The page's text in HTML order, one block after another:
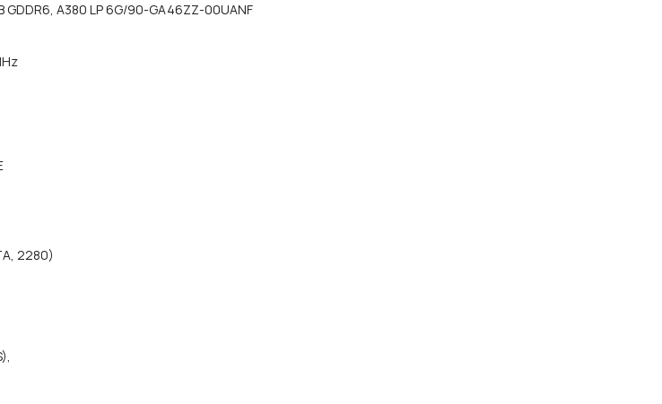
GDDR6, A380 LP 6G/90-GA46ZZ-00UANF
2280)